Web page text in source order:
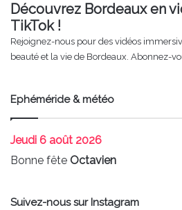
Découvrez Bordeaux en
TikTok !
Rejoignez-nous pour des vidéos
beauté et la vie de Bordeaux. Abonnez-
Ephéméride & météo
Jeudi 6 août 2026
Bonne fête Octavien
Suivez-nous sur Instagram